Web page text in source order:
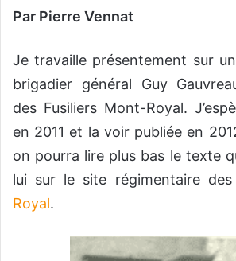
Par Pierre Vennat
Je travaille présentement sur
brigadier général Guy
des Fusiliers Mont-Royal.
en 2011 et la voir publiée en
on pourra lire plus bas le texte
lui sur le site régimentaire des
Royal.